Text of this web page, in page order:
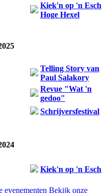
Kiek'n op 'n Esch
Hoge Hexel
Telling Story van
Paul Salakory
Revue "Wat 'n
gedoo"
Schrijversfestival
Kiek'n op 'n Esch
evenementen Bekijk onze